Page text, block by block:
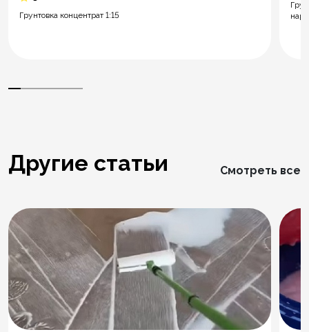
Грунтовка концентрат 1:15
Другие статьи Смотреть все